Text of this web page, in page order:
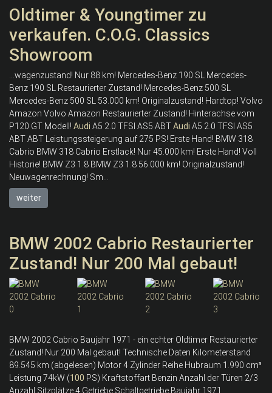
Oldtimer & Youngtimer zu
verkaufen. C.O.G. Classics
Showroom
...wagenzustand! Nur 88 km! Mercedes-Benz 190 SL Mercedes-
Benz 190 SL Restaurierter Zustand! Mercedes-Benz 500 SL
Mercedes-Benz 500 SL 53.000 km! Originalzustand! Hardtop! Volvo
Amazon Volvo Amazon Restaurierter Zustand! Hinterachse vom
P120 GT Modell! Audi A5 2.0 TFSI AS5 ABTAudi A5 2.0 TFSI AS5
ABT ABT Leistungssteigerung auf 275 PS! Erste Hand! BMW 318
Cabrio BMW 318 Cabrio Erstlack! Nur 45.000 km! Erste Hand! Voll
Historie! BMW Z3 1.8 BMW Z3 1.8 56.000 km! Originalzustand!
Neuwagenrechnung! Sm...
weiter
BMW 2002 Cabrio Restaurierter
Zustand! Nur 200 Mal gebaut!
BMW 2002 Cabrio Baujahr 1971 - ein echter Oldtimer Restaurierter
Zustand! Nur 200 Mal gebaut! Technische Daten Kilometerstand
89.545 km (abgelesen) Motor 4 Zylinder Reihe Hubraum 1.990 cm³
Leistung 74kW (100 PS) Kraftstoffart Benzin Anzahl der Türen 2/3
Anzahl Sitzplätze 4 Getriebe Schaltgetriebe Baujahr 1971